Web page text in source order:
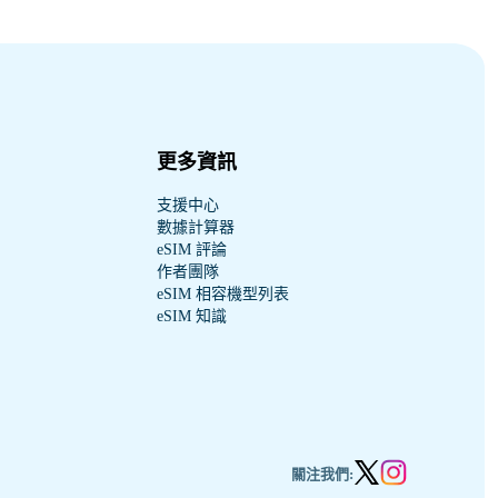
更多資訊
支援中心
數據計算器
eSIM 評論
作者團隊
eSIM 相容機型列表
eSIM 知識
關注我們: